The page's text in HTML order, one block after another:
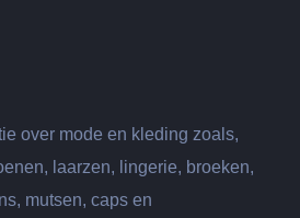
over mode en kleding zoals,
laarzen, lingerie, broeken,
mutsen, caps en